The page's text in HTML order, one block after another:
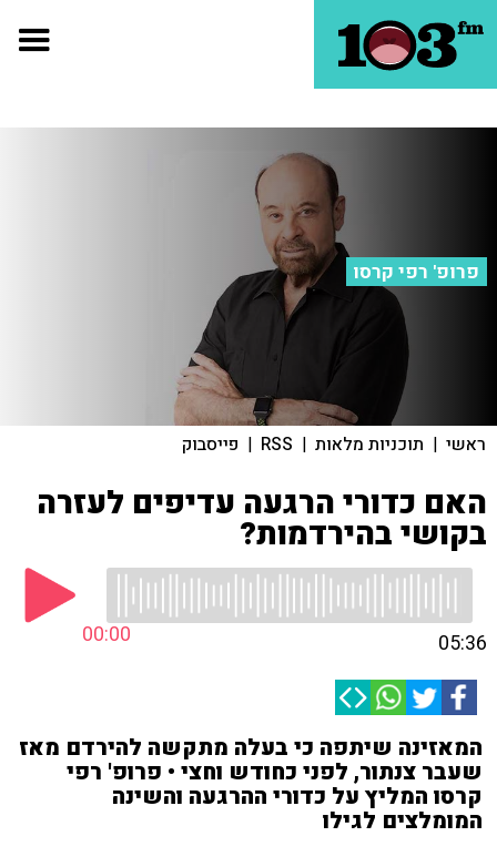
פרופ' רפי קרסו
ראשי | תוכניות מלאות |
RSS
| פייסבוק
האם כדורי הרגעה עדיפים לעזרה
בקושי בהירדמות?
00:00 05:36
המאזינה שיתפה כי בעלה מתקשה להירדם מאז
שעבר צנתור, לפני כחודש וחצי • פרופ' רפי
קרסו המליץ על כדורי ההרגעה והשינה
המומלצים לגילו